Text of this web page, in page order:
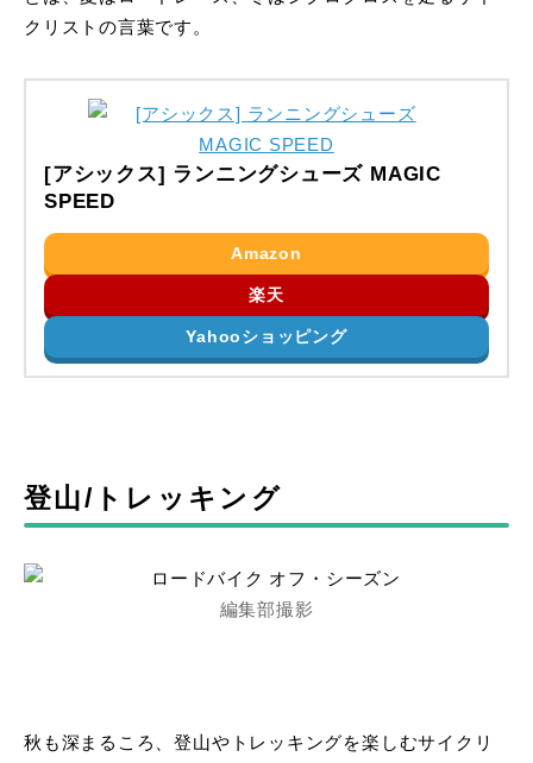
クリストの言葉です。
[アシックス] ランニングシューズ MAGIC
SPEED
Amazon
楽天
Yahooショッピング
登山/トレッキング
編集部撮影
秋も深まるころ、登山やトレッキングを楽しむサイクリ